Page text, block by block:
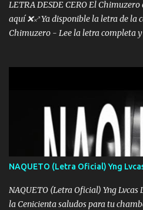
LETRA DESDE CERO El
aquí ❌♐ Ya disponible la letra de la
Chimuzero - Lee la letra completa
❌ www.elnorteduro.com ❌ Yo No
Uno pues Hallamos Modos , Si me
Error Y me sacudo El Lodo ❌
No me falta Pero Tampoco me
Bien Regido Por mis Normas . Aquí
Abajo y me costó subir Fue Con
Regalado Me Super Invertir A Mí
Todo Siempre a estado ahí . Hecho
NAQUETO (Letra Oficial) Yng
NAQUETO (Letra Oficial) Yng
la Cenicienta saludos para tu